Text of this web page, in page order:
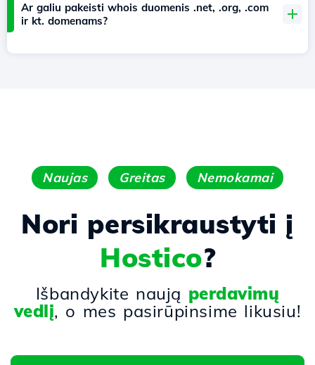
Ar galiu pakeisti whois duomenis .net, .org, .com
ir kt. domenams?
Naujas Greitas Nemokamai
Nori persikraustyti į
Hostico?
Išbandykite naują perdavimų
vedlį, o mes pasirūpinsime likusiu!